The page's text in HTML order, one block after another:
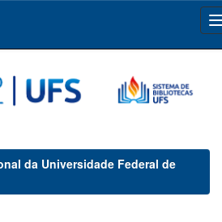
da Universidade Federal de